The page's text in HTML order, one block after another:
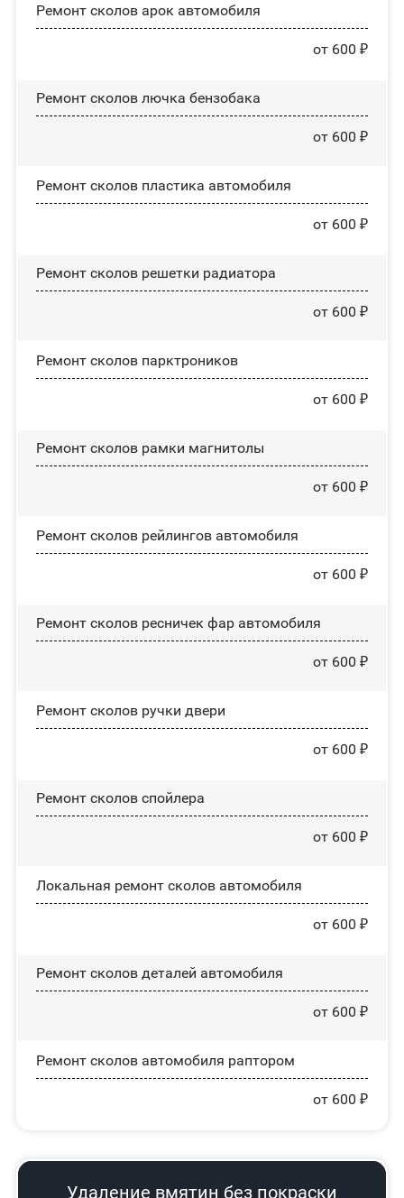
Ремонт сколов арок автомобиля
от 600 ₽
Ремонт сколов лючка бензобака
от 600 ₽
Ремонт сколов пластика автомобиля
от 600 ₽
Ремонт сколов решетки радиатора
от 600 ₽
Ремонт сколов парктроников
от 600 ₽
Ремонт сколов рамки магнитолы
от 600 ₽
Ремонт сколов рейлингов автомобиля
от 600 ₽
Ремонт сколов ресничек фар автомобиля
от 600 ₽
Ремонт сколов ручки двери
от 600 ₽
Ремонт сколов спойлера
от 600 ₽
Локальная ремонт сколов автомобиля
от 600 ₽
Ремонт сколов деталей автомобиля
от 600 ₽
Ремонт сколов автомобиля раптором
от 600 ₽
Удаление вмятин без покраски